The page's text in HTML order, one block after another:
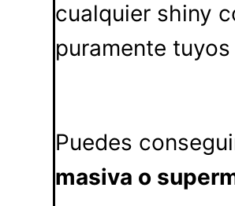
cualquier shiny
puramente
Puedes
masiva o